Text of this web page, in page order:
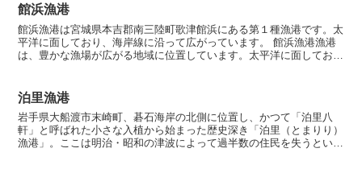
館浜漁港
館浜漁港は宮城県本吉郡南三陸町歌津館浜にある第１種漁港です。太
平洋に面しており、海岸線に沿って広がっています。 館浜漁港漁港
は、豊かな漁場が広がる地域に位置しています。太平洋に面してお
泊里漁港
岩手県大船渡市末崎町、碁石海岸の北側に位置し、かつて「泊里八
軒」と呼ばれた小さな入植から始まった歴史深き「泊里（とまりり）
漁港」。ここは明治・昭和の津波によって過半数の住民を失うという